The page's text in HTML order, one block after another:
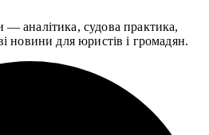
аналітика, судова практика,
новини для юристів і громадян.